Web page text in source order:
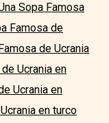
Sopa Famosa
Famosa de
de Ucrania
Ucrania en
Ucrania en
en turco